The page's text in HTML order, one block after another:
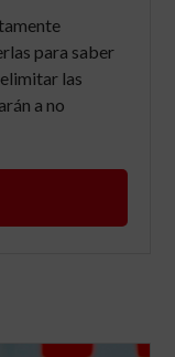
para saber
las
a no